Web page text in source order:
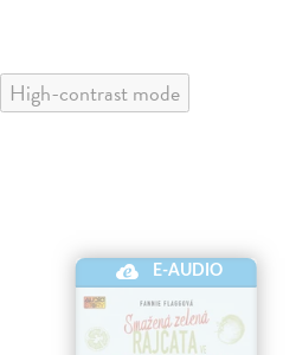
High-contrast mode
E-AUDIO